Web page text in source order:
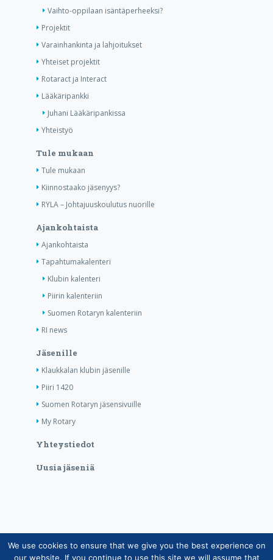
Vaihto-oppilaan isäntäperheeksi?
Projektit
Varainhankinta ja lahjoitukset
Yhteiset projektit
Rotaract ja Interact
Lääkäripankki
Juhani Lääkäripankissa
Yhteistyö
Tule mukaan
Tule mukaan
Kiinnostaako jäsenyys?
RYLA – Johtajuuskoulutus nuorille
Ajankohtaista
Ajankohtaista
Tapahtumakalenteri
Klubin kalenteri
Piirin kalenteriin
Suomen Rotaryn kalenteriin
RI news
Jäsenille
Klaukkalan klubin jäsenille
Piiri 1420
Suomen Rotaryn jäsensivuille
My Rotary
Yhteystiedot
Uusia jäseniä
Copyright © Suomen Rotarypalvelu ry 2026 |
We use cookies to ensure that we give you the best experience on
our website. If you continue to use this site we will assume that